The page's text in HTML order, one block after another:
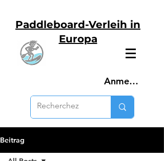
Paddleboard-Verleih in
Europa
Anmelden
Beitrag